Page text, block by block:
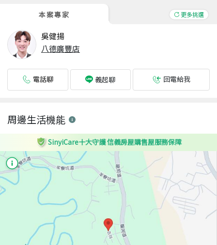
本案專家 更多挑選
吳健揚
八德廣豐店
電話聊 義起聊 回電給我
周邊生活機能
SinyiCare十大守護 信義房屋購售屋服務保障